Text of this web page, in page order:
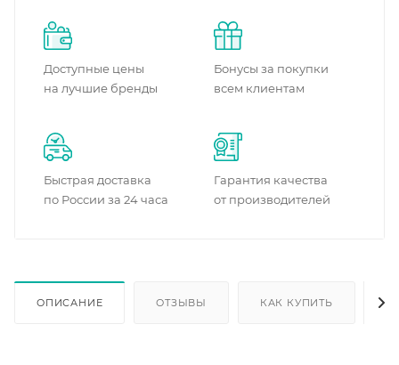
Доступные цены
на лучшие бренды
Бонусы за покупки
всем клиентам
Быстрая доставка
по России за 24 часа
Гарантия качества
от производителей
ОПИСАНИЕ ОТЗЫВЫ КАК КУПИТЬ